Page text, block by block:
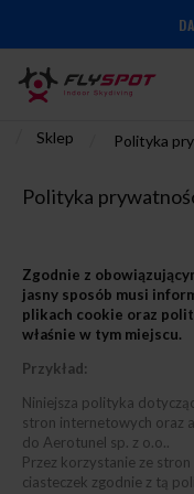
Sklep Polityka
Polityka
Zgodnie z
jasny sposób musi
plikach cookie oraz
właśnie w tym miejscu.
Przykład:
Niniejsza polityka
stron internetowych oraz
do Aerotunel sp. z o.o..
Przez korzystanie ze
ciasteczek zgodnie z tą